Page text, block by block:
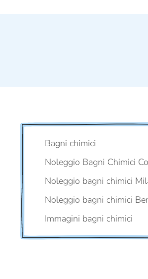
Bagni chimici
Noleggio Bagni Chimici
Noleggio bagni chimici
Noleggio bagni chimici
Immagini bagni chimici